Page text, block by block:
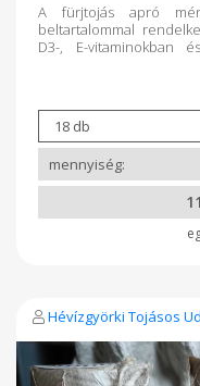
A fürjtojás apró
beltartalommal
D3-, E-vitaminokban
Sok betegség esetén
nyersen, éhgyomorra
leginkább jótékony
tyúktojáshoz képest
koleszterin tartalma.
os kiszerelésből lehet
Hévízgyörki Tojásos